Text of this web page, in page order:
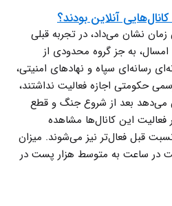
آنلاین بودند؟
نشان می‌داد، در تجربه قبلی
به جز گروه محدودی از
رسانه‌ای سپاه و نهادهای امنیتی،
حکومتی اجازه فعالیت نداشتند،
می‌دهد بعد از شروع جنگ و قطع
فعالیت این کانال‌ها مشاهده
قبل فعال‌تر نیز می‌شوند. میزان
محتوا از کمتر از ۵۰۰ پست در ساعت به متوسط هزار پست در